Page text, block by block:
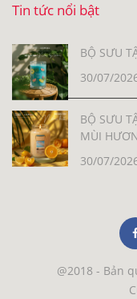
Tin tức nổi bật
BỘ SƯU
30/07/
BỘ SƯU
MÙI
30/07/
@2018 - Bản